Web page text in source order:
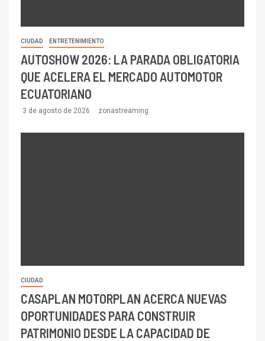
CIUDAD ENTRETENIMIENTO
AUTOSHOW 2026: LA PARADA OBLIGATORIA
QUE ACELERA EL MERCADO AUTOMOTOR
ECUATORIANO
3 de agosto de 2026 zonastreaming
CIUDAD
CASAPLAN MOTORPLAN ACERCA NUEVAS
OPORTUNIDADES PARA CONSTRUIR
PATRIMONIO DESDE LA CAPACIDAD DE